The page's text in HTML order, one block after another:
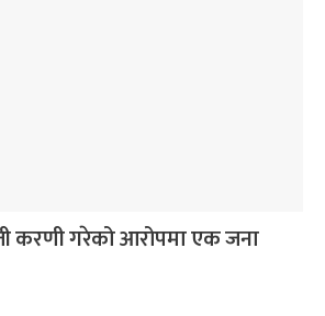
करणी गरेको आरोपमा एक जना